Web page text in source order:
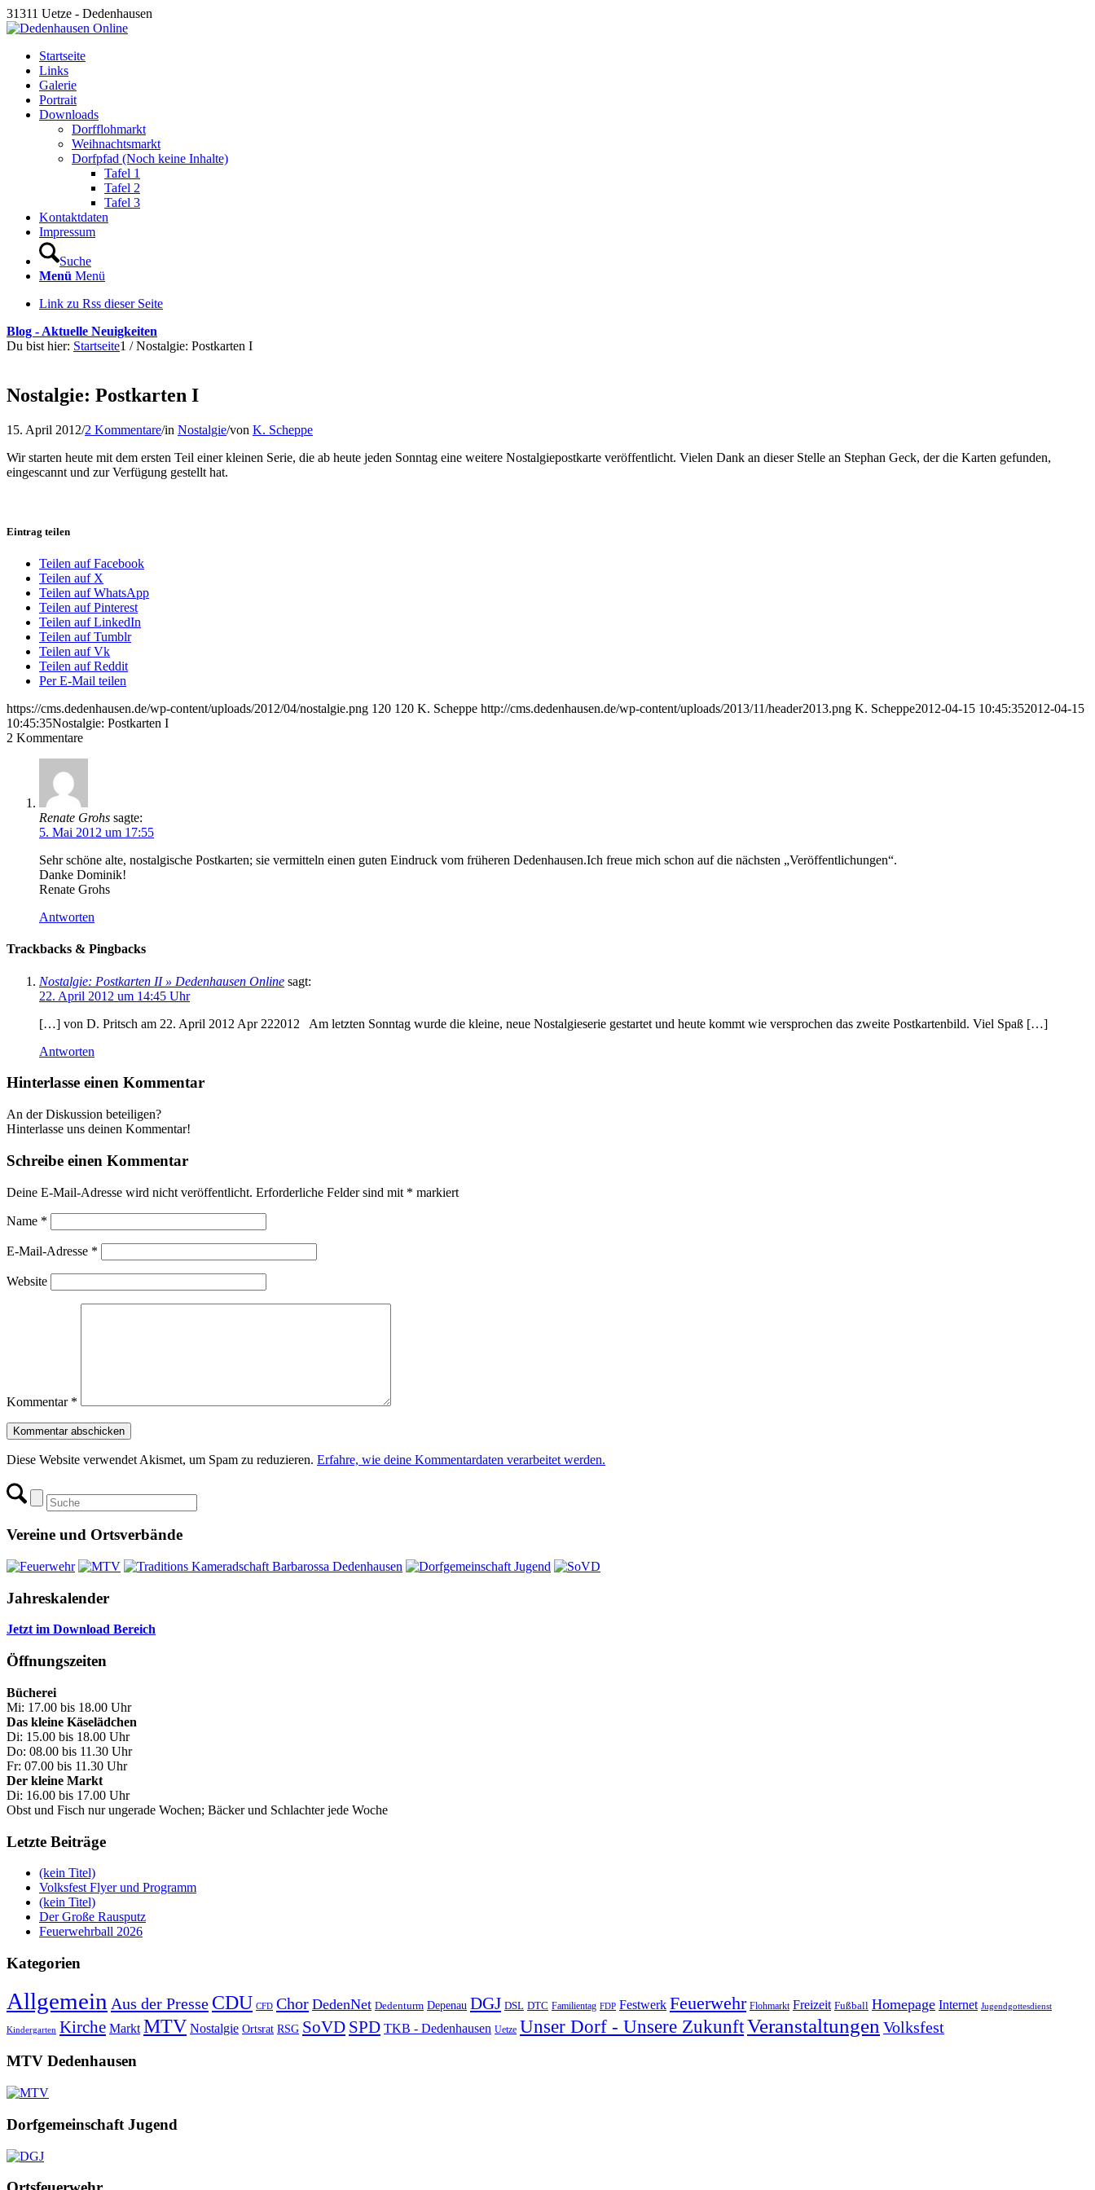
31311 Uetze - Dedenhausen
Startseite
Links
Galerie
Portrait
Downloads
Dorfflohmarkt
Weihnachtsmarkt
Dorfpfad (Noch keine Inhalte)
Tafel 1
Tafel 2
Tafel 3
Kontaktdaten
Impressum
Suche
Menü Menü
Link zu Rss dieser Seite
Blog - Aktuelle Neuigkeiten
Du bist hier: Startseite1 / Nostalgie: Postkarten I
Nostalgie: Postkarten I
15. April 2012/2 Kommentare/in Nostalgie/von K. Scheppe
Wir starten heute mit dem ersten Teil einer kleinen Serie, die ab heute jeden Sonntag eine weitere Nostalgiepostkarte veröffentlicht. Vielen Dank an dieser Stelle an Stephan Geck, der die Karten gefunden,
eingescannt und zur Verfügung gestellt hat.
Eintrag teilen
Teilen auf Facebook
Teilen auf X
Teilen auf WhatsApp
Teilen auf Pinterest
Teilen auf LinkedIn
Teilen auf Tumblr
Teilen auf Vk
Teilen auf Reddit
Per E-Mail teilen
https://cms.dedenhausen.de/wp-content/uploads/2012/04/nostalgie.png 120 120 K. Scheppe http://cms.dedenhausen.de/wp-content/uploads/2013/11/header2013.png K. Scheppe2012-04-15 10:45:352012-04-15
10:45:35Nostalgie: Postkarten I
2 Kommentare
Renate Grohs sagte:
5. Mai 2012 um 17:55
Sehr schöne alte, nostalgische Postkarten; sie vermitteln einen guten Eindruck vom früheren Dedenhausen.Ich freue mich schon auf die nächsten „Veröffentlichungen“.
Danke Dominik!
Renate Grohs
Antworten
Trackbacks & Pingbacks
Nostalgie: Postkarten II » Dedenhausen Online sagt:
22. April 2012 um 14:45 Uhr
[…] von D. Pritsch am 22. April 2012 Apr 222012 Am letzten Sonntag wurde die kleine, neue Nostalgieserie gestartet und heute kommt wie versprochen das zweite Postkartenbild. Viel Spaß […]
Antworten
Hinterlasse einen Kommentar
An der Diskussion beteiligen?
Hinterlasse uns deinen Kommentar!
Schreibe einen Kommentar
Deine E-Mail-Adresse wird nicht veröffentlicht. Erforderliche Felder sind mit * markiert
Name *
E-Mail-Adresse *
Website
Kommentar *
Diese Website verwendet Akismet, um Spam zu reduzieren. Erfahre, wie deine Kommentardaten verarbeitet werden.
Vereine und Ortsverbände
Jahreskalender
Jetzt im Download Bereich
Öffnungszeiten
Bücherei
Mi: 17.00 bis 18.00 Uhr
Das kleine Käselädchen
Di: 15.00 bis 18.00 Uhr
Do: 08.00 bis 11.30 Uhr
Fr: 07.00 bis 11.30 Uhr
Der kleine Markt
Di: 16.00 bis 17.00 Uhr
Obst und Fisch nur ungerade Wochen; Bäcker und Schlachter jede Woche
Letzte Beiträge
(kein Titel)
Volksfest Flyer und Programm
(kein Titel)
Der Große Rausputz
Feuerwehrball 2026
Kategorien
Allgemein Aus der Presse CDU CFD Chor DedenNet Dedenturm Depenau DGJ DSL DTC Familientag FDP Festwerk Feuerwehr Flohmarkt Freizeit Fußball Homepage Internet Jugendgottesdienst
Kindergarten Kirche Markt MTV Nostalgie Ortsrat RSG SoVD SPD TKB - Dedenhausen Uetze Unser Dorf - Unsere ZukunftVeranstaltungen Volksfest
MTV Dedenhausen
Dorfgemeinschaft Jugend